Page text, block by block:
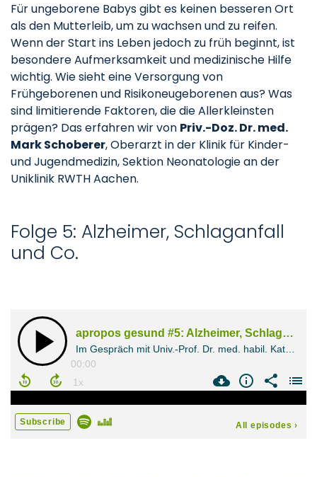
Für ungeborene Babys gibt es keinen besseren Ort
als den Mutterleib, um zu wachsen und zu reifen.
Wenn der Start ins Leben jedoch zu früh beginnt, ist
besondere Aufmerksamkeit und medizinische Hilfe
wichtig. Wie sieht eine Versorgung von
Frühgeborenen und Risikoneugeborenen aus? Was
sind limitierende Faktoren, die die Allerkleinsten
prägen? Das erfahren wir von Priv.-Doz. Dr. med.
Mark Schoberer, Oberarzt in der Klinik für Kinder-
und Jugendmedizin, Sektion Neonatologie an der
Uniklinik RWTH Aachen.
Folge 5: Alzheimer, Schlaganfall
und Co.